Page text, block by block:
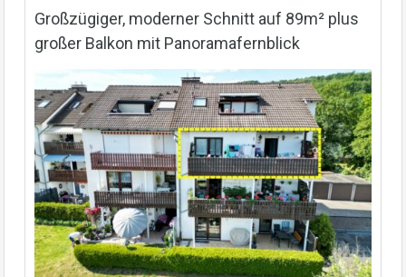
Großzügiger, moderner Schnitt auf 89m² plus
großer Balkon mit Panoramafernblick